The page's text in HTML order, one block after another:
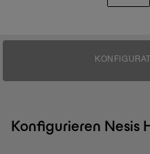
Konfigurieren Nesis